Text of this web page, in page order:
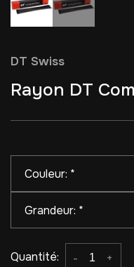
DT Swiss
Rayon DT
Couleur: *
Grandeur: *
Quantité: +
-